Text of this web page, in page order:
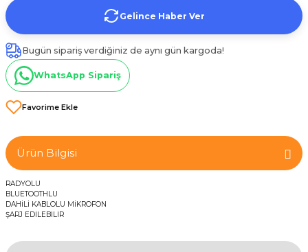
Gelince Haber Ver
Bugün sipariş verdiğiniz de aynı gün kargoda!
WhatsApp Sipariş
Ürün Bilgisi
RADYOLU
BLUETOOTHLU
DAHİLİ KABLOLU MİKROFON
ŞARJ EDİLEBİLİR